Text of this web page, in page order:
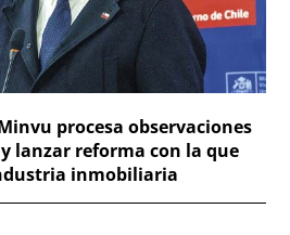
procesa observaciones
lanzar reforma con la que
inmobiliaria